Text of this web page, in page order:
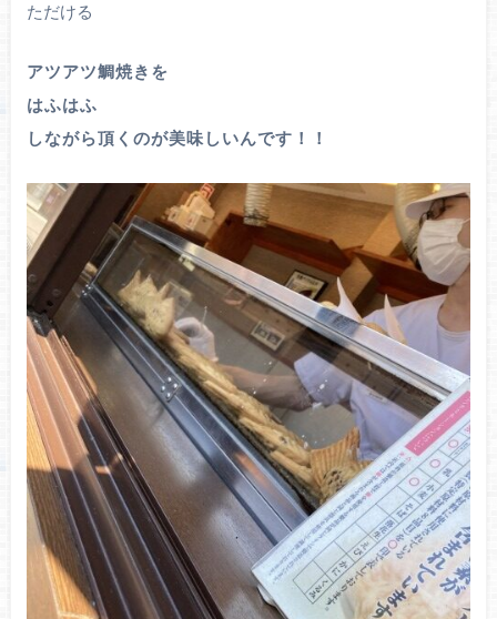
ただける
アツアツ鯛焼きを
はふはふ
しながら頂くのが美味しいんです！！